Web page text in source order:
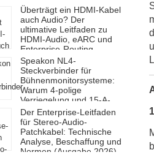
Überträgt ein HDMI-Kabel
auch Audio? Der
ultimative Leitfaden zu
HDMI-Audio, eARC und
Enterprise-Routing
Speakon NL4-
Steckverbinder für
Bühnenmonitorsysteme:
Warum 4-polige
Verriegelung und 15-A-
Strombelastbarkeit
Ausfälle mitten in der
Show verhindern
Der Enterprise-Leitfaden
für Stereo-Audio-
Patchkabel: Technische
Analyse, Beschaffung und
Normen (Ausgabe 2026)